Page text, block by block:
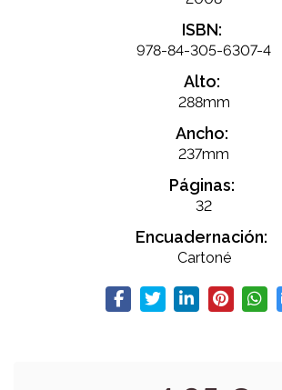
ISBN:
978-84-305-6307-4
Alto:
288mm
Ancho:
237mm
Páginas:
32
Encuadernación:
Cartoné